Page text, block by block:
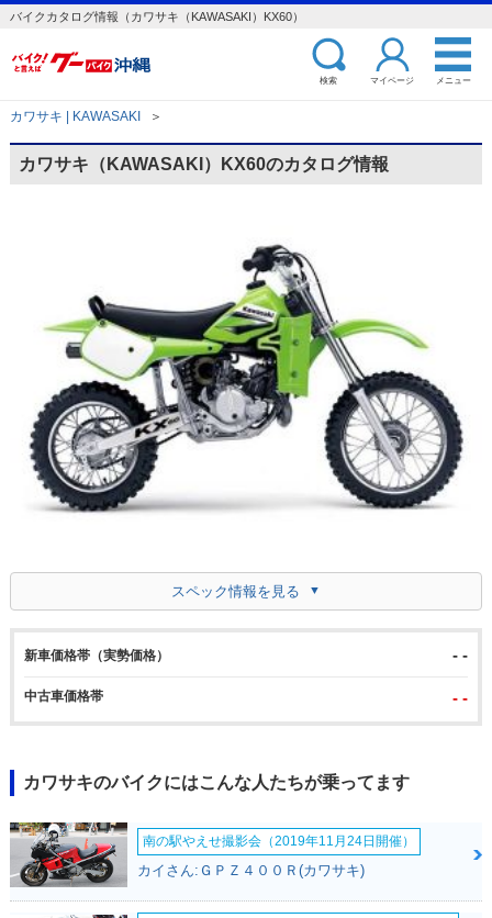
バイクカタログ情報（カワサキ（KAWASAKI）KX60）
検索 マイページ メニュー
カワサキ | KAWASAKI ＞
カワサキ（KAWASAKI）KX60のカタログ情報
スペック情報を見る
新車価格帯（実勢価格） - -
中古車価格帯 - -
カワサキのバイクにはこんな人たちが乗ってます
南の駅やえせ撮影会（2019年11月24日開催）
カイさん:ＧＰＺ４００Ｒ(カワサキ)